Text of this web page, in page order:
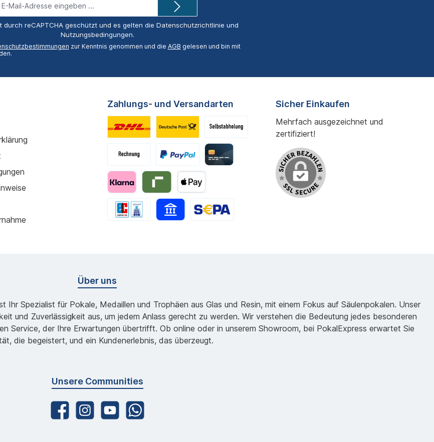
Mail-
Adresse*
durch reCAPTCHA geschützt und es gelten die Datenschutzrichtlinie und
Nutzungsbedingungen.
zur Kenntnis genommen und die AGB gelesen und bin mit
Zahlungs- und Versandarten Sicher Einkaufen
Mehrfach ausgezeichnet und
zertifiziert!
Über uns
Spezialist für Pokale, Medaillen und Trophäen aus Glas und Resin, mit einem Fokus auf Säulenpokalen. Unser
und Zuverlässigkeit aus, um jedem Anlass gerecht zu werden. Wir verstehen die Bedeutung jedes besonderen
Service, der Ihre Erwartungen übertrifft. Ob online oder in unserem Showroom, bei PokalExpress erwartet Sie
die begeistert, und ein Kundenerlebnis, das überzeugt.
Unsere Communities